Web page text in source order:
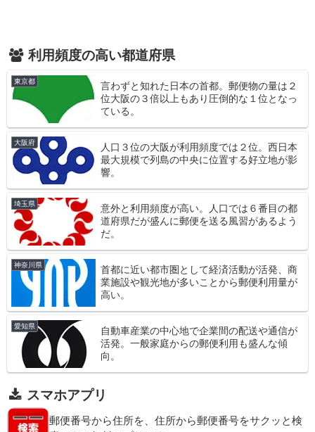
利用頻度の高い都道府県
東京都
言わずと知れた日本の首都。郵便物の量は２
位大阪の３倍以上もあり圧倒的な１位となっ
ている。
大阪府
人口３位の大阪が利用頻度では２位。西日本
最大規模で列島の中央に位置する好立地が影
響。
埼玉県
意外と利用頻度が高い。人口では６番目の都
道府県だが盛んに郵便を送る風習があるよう
だ。
神奈川県
首都に近い都市圏として経済活動が活発、商
業施設や観光地が多いことから郵便利用量が
高い。
愛知県
自動車産業の中心地で企業間の配送や通信が
活発。一般家庭からの郵便利用も盛んな傾
向。
スマホアプリ
郵便番号から住所を、住所から郵便番号をサクッと検